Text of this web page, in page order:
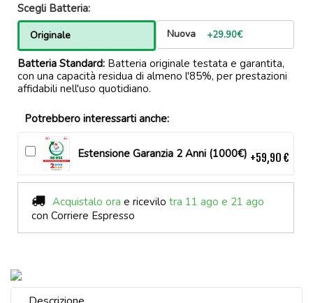
Scegli Batteria:
Originale Nuova +29.90€
Batteria Standard: Batteria originale testata e garantita,
con una capacità residua di almeno l'85%, per prestazioni
affidabili nell'uso quotidiano.
Potrebbero interessarti anche:
Estensione Garanzia 2 Anni (1000€) +59,90 €
Acquistalo ora e ricevilo tra 11 ago e 21 ago
con Corriere Espresso